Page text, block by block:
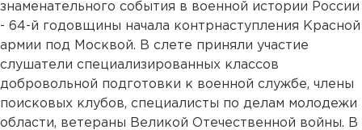
знаменательного события в военной истории России
- 64-й годовщины начала контрнаступления Красной
армии под Москвой. В слете приняли участие
слушатели специализированных классов
добровольной подготовки к военной службе, члены
поисковых клубов, специалисты по делам молодежи
области, ветераны Великой Отечественной войны. В